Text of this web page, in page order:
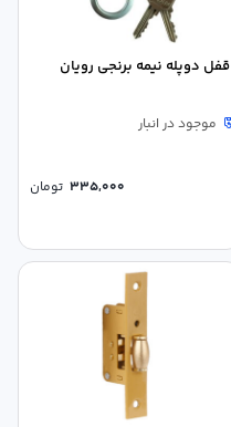
قفل دوپله نیمه برنجی رویان
موجود در انبار
335,000 تومان